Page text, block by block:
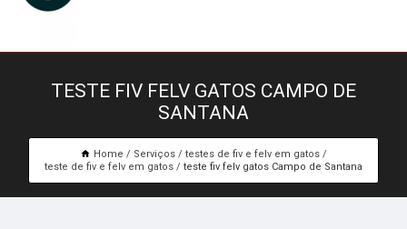
TESTE FIV FELV GATOS CAMPO DE
SANTANA
Home Serviços
testes de fiv e felv em gatos
teste de fiv e felv em gatos
teste fiv felv gatos Campo de Santana